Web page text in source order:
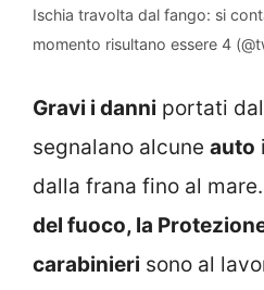
Ischia travolta dal fango: si
momento risultano essere 4
Gravi i danni portati
segnalano alcune auto
dalla frana fino al
del fuoco, la
carabinieri sono al